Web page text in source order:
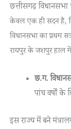
छत्तीसगढ़ विधानसभा
केवल एक ही सदन है,
विधानसभा का प्रथम
रायपुर के जशपुर हाल
छ.ग.
पांच वर्षों के
इस राज्य में बने